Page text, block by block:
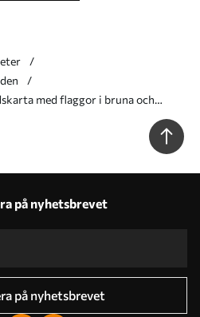
på nyhetsbrevet
på nyhetsbrevet